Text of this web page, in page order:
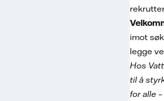
imot
legge
Hos
til å
for alle